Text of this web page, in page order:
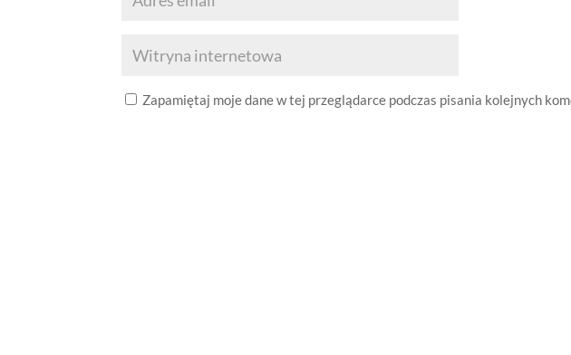
Zapamiętaj moje dane w tej przeglądarce podczas pisania kolejnych